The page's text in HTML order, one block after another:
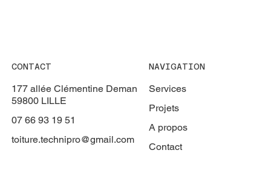
CONTACT
177 allée Clémentine Deman
59800 LILLE
07 66 93 19 51
toiture.technipro@gmail.com
NAVIGATION
Services
Projets
A propos
Contact